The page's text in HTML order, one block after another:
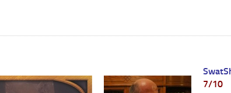
7/10